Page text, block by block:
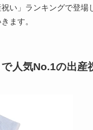
い」ランキングで登場
ます。
人気No.1の出産